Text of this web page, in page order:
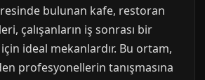
bulunan kafe, restoran
çalışanların iş sonrası bir
ideal mekanlardır. Bu ortam,
profesyonellerin tanışmasına